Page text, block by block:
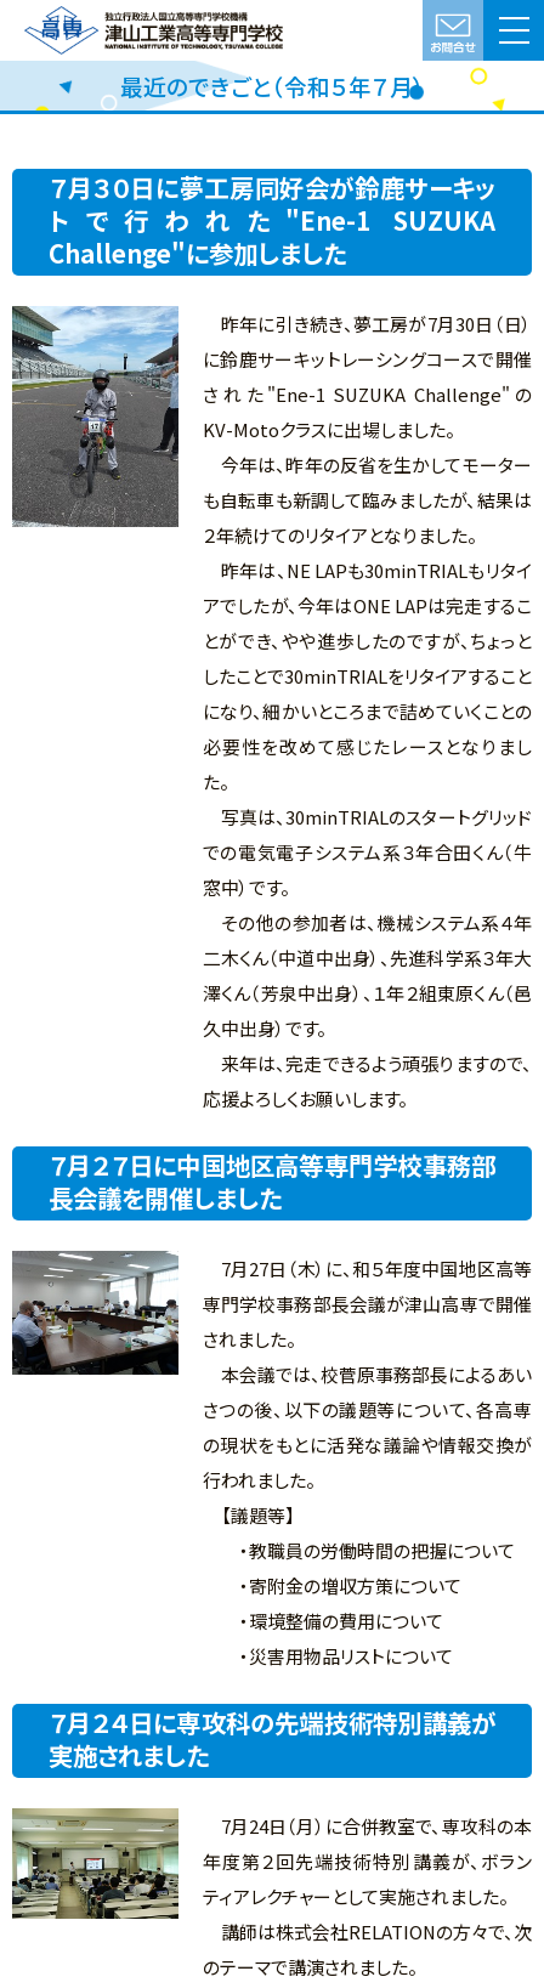
最近のできごと（令和５年７月）
７月３０日に夢工房同好会が鈴鹿サーキッ
トで行われた"Ene-1 SUZUKA
Challenge"に参加しました
昨年に引き続き、夢工房が7月30日（日）
に鈴鹿サーキットレーシングコースで開催
された"Ene-1 SUZUKA Challenge"の
KV-Motoクラスに出場しました。
今年は、昨年の反省を生かしてモーター
も自転車も新調して臨みましたが、結果は
２年続けてのリタイアとなりました。
昨年は、NE LAPも30minTRIALもリタイ
アでしたが、今年はONE LAPは完走するこ
とができ、やや進歩したのですが、ちょっと
したことで30minTRIALをリタイアすること
になり、細かいところまで詰めていくことの
必要性を改めて感じたレースとなりまし
た。
写真は、30minTRIALのスタートグリッド
での電気電子システム系３年合田くん（牛
窓中）です。
その他の参加者は、機械システム系４年
二木くん（中道中出身）、先進科学系３年大
澤くん（芳泉中出身）、１年２組東原くん（邑
久中出身）です。
来年は、完走できるよう頑張りますので、
応援よろしくお願いします。
７月２７日に中国地区高等専門学校事務部
長会議を開催しました
7月27日（木）に、和５年度中国地区高等
専門学校事務部長会議が津山高専で開催
されました。
本会議では、校菅原事務部長によるあい
さつの後、以下の議題等について、各高専
の現状をもとに活発な議論や情報交換が
行われました。
【議題等】
・教職員の労働時間の把握について
・寄附金の増収方策について
・環境整備の費用について
・災害用物品リストについて
７月２４日に専攻科の先端技術特別講義が
実施されました
7月24日（月）に合併教室で、専攻科の本
年度第２回先端技術特別講義が、ボラン
ティアレクチャーとして実施されました。
講師は株式会社RELATIONの方々で、次
のテーマで講演されました。